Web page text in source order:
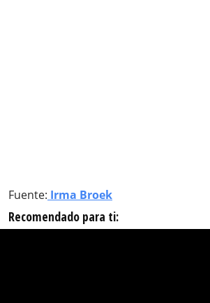
Fuente: Irma Broek
Recomendado para ti: